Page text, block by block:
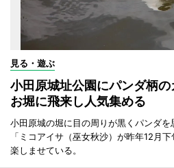
見る・遊ぶ
小田原城址公園にパンダ柄
お堀に飛来し人気集める
小田原城の堀に目の周りが黒くパンダ
「ミコアイサ（巫女秋沙）が昨年12月
楽しませている。